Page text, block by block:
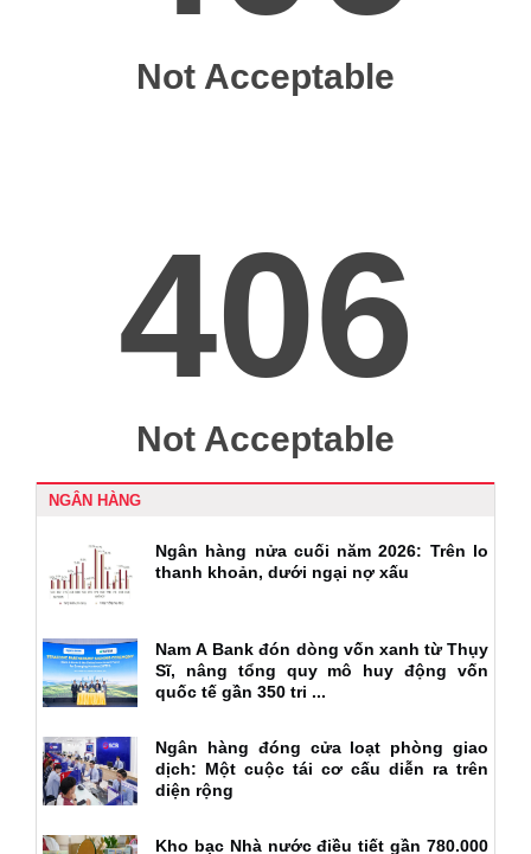
NGÂN HÀNG
Ngân hàng nửa cuối năm 2026: Trên lo
thanh khoản, dưới ngại nợ xấu
Nam A Bank đón dòng vốn xanh từ Thụy
Sĩ, nâng tổng quy mô huy động vốn
quốc tế gần 350 tri ...
Ngân hàng đóng cửa loạt phòng giao
dịch: Một cuộc tái cơ cấu diễn ra trên
diện rộng
Kho bạc Nhà nước điều tiết gần 780.000